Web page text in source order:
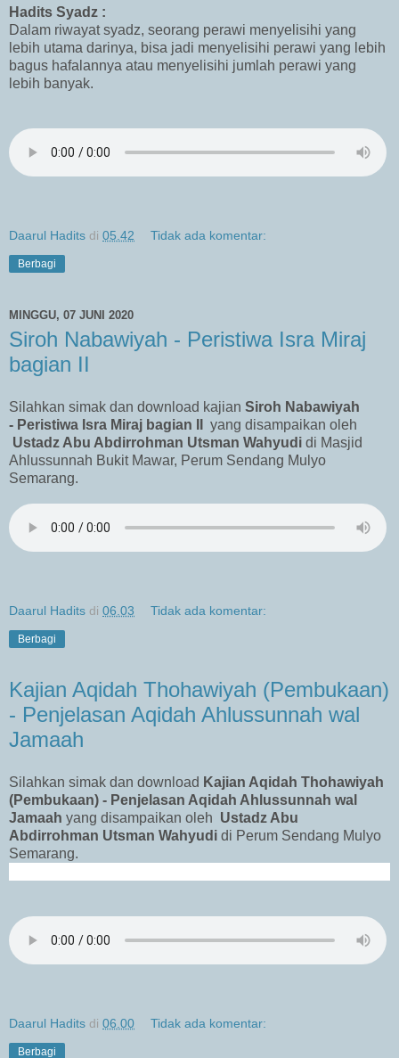
Hadits Syadz :
Dalam riwayat syadz, seorang perawi menyelisihi yang
lebih utama darinya, bisa jadi menyelisihi perawi yang lebih
bagus hafalannya atau menyelisihi jumlah perawi yang
lebih banyak.
Daarul Hadits di 05.42 Tidak ada komentar:
Berbagi
MINGGU, 07 JUNI 2020
Siroh Nabawiyah - Peristiwa Isra Miraj
bagian II
Silahkan simak dan download kajian Siroh Nabawiyah
- Peristiwa Isra Miraj bagian II
yang disampaikan oleh
Ustadz Abu Abdirrohman Utsman Wahyudi di Masjid
Ahlussunnah Bukit Mawar, Perum Sendang Mulyo
Semarang.
Daarul Hadits di 06.03 Tidak ada komentar:
Berbagi
Kajian Aqidah Thohawiyah (Pembukaan)
- Penjelasan Aqidah Ahlussunnah wal
Jamaah
Silahkan simak dan download Kajian Aqidah Thohawiyah
(Pembukaan) - Penjelasan Aqidah Ahlussunnah wal
Jamaah yang disampaikan oleh Ustadz Abu
Abdirrohman Utsman Wahyudi di Perum Sendang Mulyo
Semarang.
Daarul Hadits di 06.00 Tidak ada komentar:
Berbagi